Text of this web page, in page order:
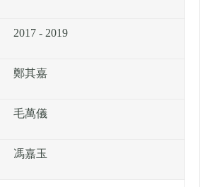
2017 - 2019
鄭其嘉
毛萬儀
馮嘉玉